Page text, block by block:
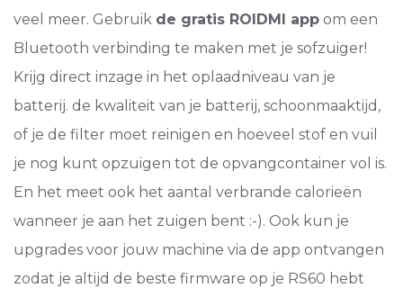
veel meer. Gebruik de gratis ROIDMI app om een
Bluetooth verbinding te maken met je sofzuiger!
Krijg direct inzage in het oplaadniveau van je
batterij. de kwaliteit van je batterij, schoonmaaktijd,
of je de filter moet reinigen en hoeveel stof en vuil
je nog kunt opzuigen tot de opvangcontainer vol is.
En het meet ook het aantal verbrande calorieën
wanneer je aan het zuigen bent :-). Ook kun je
upgrades voor jouw machine via de app ontvangen
zodat je altijd de beste firmware op je RS60 hebt